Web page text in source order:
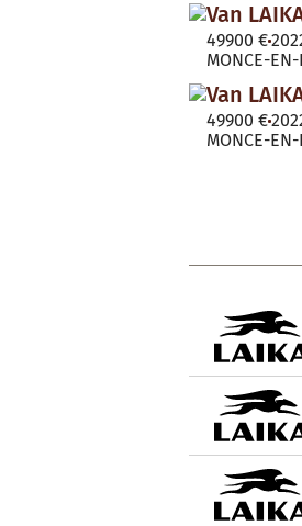
Van
49900 €
MONCE-
Van
49900 €
MONCE-